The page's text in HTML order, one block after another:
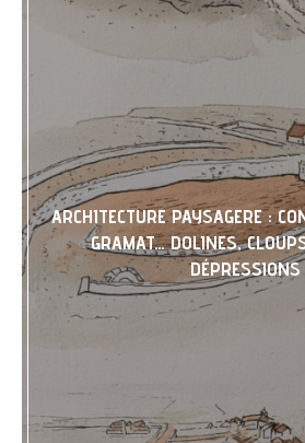
ARCHITECTURE PAYSAGERE :
GRAMAT… DOLINES,
DÉPRESSIONS